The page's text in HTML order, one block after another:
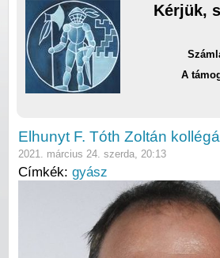
Kérjük,
A
Elhunyt F. Tóth Zoltán
2021. március 24. szerda, 20:13
Címkék: gyász